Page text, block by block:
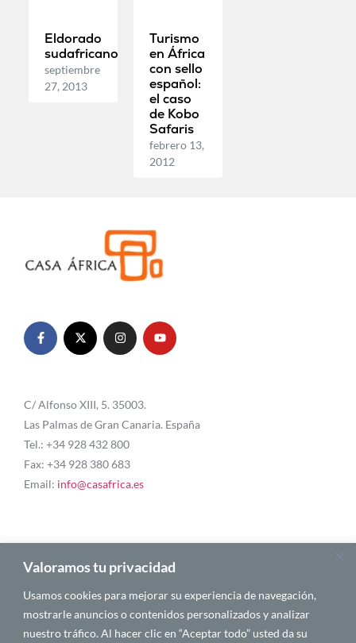
Valoramos tu privacidad
Usamos cookies para mejorar su experiencia de navegación,
mostrarle anuncios o contenidos personalizados y analizar
nuestro tráfico. Al hacer clic en “Aceptar todo” usted da su
Eldorado
sudafricano
septiembre
27, 2013
Turismo
en África
con sello
español:
el caso
de Kobo
Safaris
febrero 13,
2012
C/ Alfonso XIII, 5. 35003.
Las Palmas de Gran Canaria. España
Tel.: +34 928 432 800
Fax: +34 928 380 683
Email: info@casafrica.es
Blog
Quiénes somos
Autores